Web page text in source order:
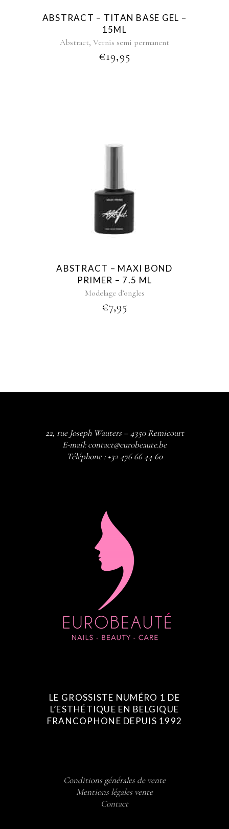
ABSTRACT – TITAN BASE GEL –
15ML
Abstract, Vernis semi permanent
€19,95
ABSTRACT – MAXI BOND
PRIMER – 7.5 ML
Modelage d’ongles
€7,95
22, rue Joseph Wauters – 4350 Remicourt
E-mail:contact@eurobeaute.be
Téléphone :+32 476 66 44 60
LE GROSSISTE NUMÉRO 1 DE
L’ESTHÉTIQUE EN BELGIQUE
FRANCOPHONE DEPUIS 1992
Conditions générales de vente
Mentions légales vente
Contact